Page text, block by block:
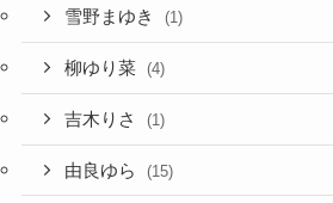
雪野まゆき (1)
柳ゆり菜 (4)
吉木りさ (1)
由良ゆら (15)